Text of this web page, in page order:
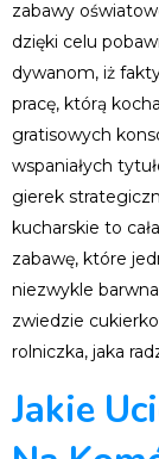
zabawy
dzięki celu
dywanom, iż
pracę, którą
gratisowych
wspaniałych
gierek
kucharskie to
zabawę, które
niezwykle
zwiedzie
rolniczka, jaka
Jakie